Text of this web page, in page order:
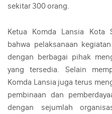
sekitar 300 orang.
Ketua Komda Lansia Kota
bahwa pelaksanaan
dengan berbagai pihak
yang tersedia. Selain
Komda Lansia juga terus
pembinaan dan
dengan sejumlah